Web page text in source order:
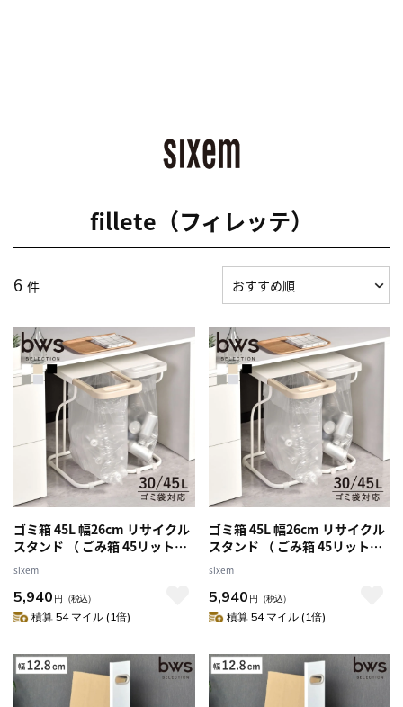
fillete（フィレッテ）
6 件
ゴミ箱 45L 幅26cm リサイクル
スタンド （ ごみ箱 45リットル
スライド ふた付き レジ袋スタ
ド ダストボックス 取っ手付き
ゴミ袋 ゴミ袋 スタンド ） 【ホ
sixem
5,940 円 （税込）
積算 54 マイル (1倍)
ゴミ箱 45L 幅26cm リサイクル
スタンド （ ごみ箱 45リットル
スライド ふた付き レジ袋スタ
ド ダストボックス 取っ手付き
ゴミ袋 ゴミ袋 スタンド ） 【ホ
sixem
5,940 円 （税込）
積算 54 マイル (1倍)